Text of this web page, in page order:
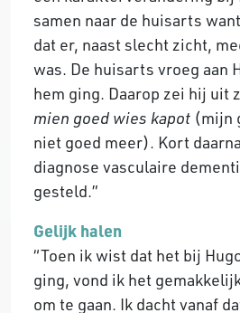
samen naar de huisarts
dat er, naast slecht zicht,
was. De huisarts vroeg aan
hem ging. Daarop zei hij uit
mien goed wies kapot (mijn
niet goed meer). Kort
diagnose vasculaire
gesteld.”
Gelijk halen
“Toen ik wist dat het bij
ging, vond ik het
om te gaan. Ik dacht vanaf